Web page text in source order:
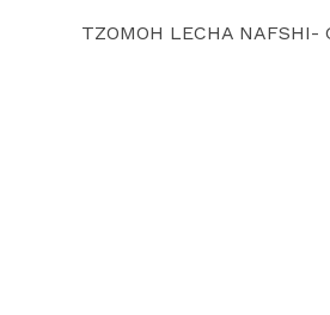
TZOMOH LECHA NAFSHI-